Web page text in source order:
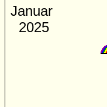
Januar
2025